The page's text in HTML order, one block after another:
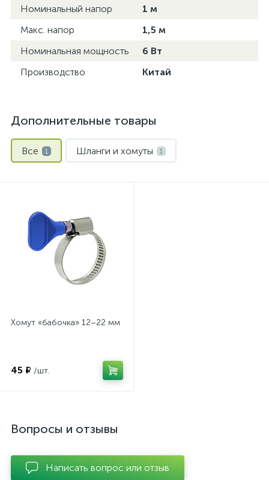
Номинальный напор
1 м
Макс. напор
1,5 м
Номинальная мощность
6 Вт
Производство
Китай
Дополнительные товары
Все 1 Шланги и хомуты 1
Хомут «бабочка» 12–22 мм
45 ₽ /шт.
Вопросы и отзывы
Написать вопрос или отзыв